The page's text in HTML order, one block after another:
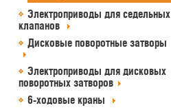
Электроприводы для седельных
клапанов
Дисковые поворотные затворы
Электроприводы для дисковых
поворотных затворов
6-ходовые краны